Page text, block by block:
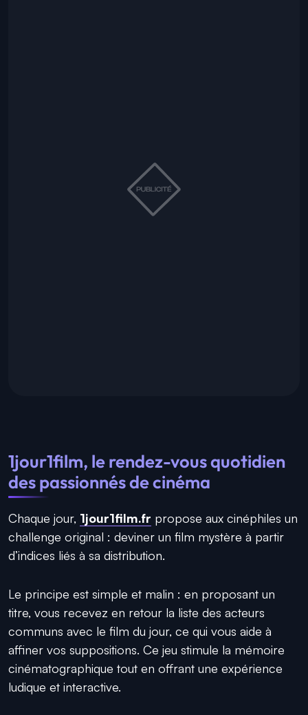
1jour1film, le rendez-vous quotidien
des passionnés de cinéma
Chaque jour, 1jour1film.fr propose aux cinéphiles un
challenge original : deviner un film mystère à partir
d’indices liés à sa distribution.
Le principe est simple et malin : en proposant un
titre, vous recevez en retour la liste des acteurs
communs avec le film du jour, ce qui vous aide à
affiner vos suppositions. Ce jeu stimule la mémoire
cinématographique tout en offrant une expérience
ludique et interactive.